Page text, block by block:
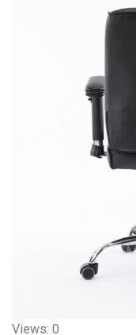
Views: 0